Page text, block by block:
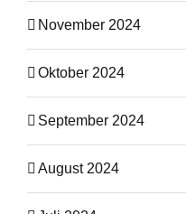
November 2024
Oktober 2024
September 2024
August 2024